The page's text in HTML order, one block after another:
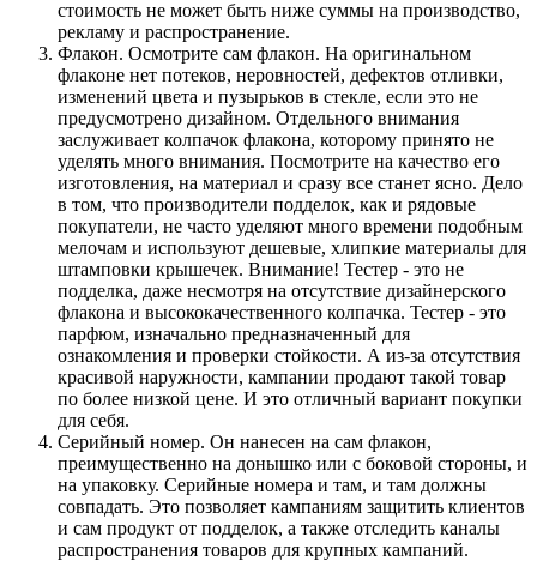
стоимость не может быть ниже суммы на производство,
рекламу и распространение.
Флакон. Осмотрите сам флакон. На оригинальном
флаконе нет потеков, неровностей, дефектов отливки,
изменений цвета и пузырьков в стекле, если это не
предусмотрено дизайном. Отдельного внимания
заслуживает колпачок флакона, которому принято не
уделять много внимания. Посмотрите на качество его
изготовления, на материал и сразу все станет ясно. Дело
в том, что производители подделок, как и рядовые
покупатели, не часто уделяют много времени подобным
мелочам и используют дешевые, хлипкие материалы для
штамповки крышечек. Внимание! Тестер - это не
подделка, даже несмотря на отсутствие дизайнерского
флакона и высококачественного колпачка. Тестер - это
парфюм, изначально предназначенный для
ознакомления и проверки стойкости. А из-за отсутствия
красивой наружности, кампании продают такой товар
по более низкой цене. И это отличный вариант покупки
для себя.
Серийный номер. Он нанесен на сам флакон,
преимущественно на донышко или с боковой стороны, и
на упаковку. Серийные номера и там, и там должны
совпадать. Это позволяет кампаниям защитить клиентов
и сам продукт от подделок, а также отследить каналы
распространения товаров для крупных кампаний.